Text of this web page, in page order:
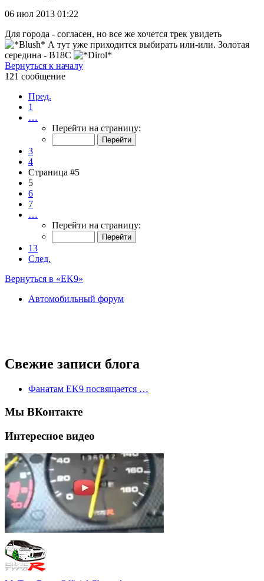
06 июл 2013 01:22
Для города - согласен, но все же хочется трек увидеть
А тут уже приходится выбирать или-или. Золотая
середина - B18C
Вернуться к началу
121 сообщение
Пред.
1
…
Перейти на страницу:
3
4
Страница #5
5
6
7
…
Перейти на страницу:
13
След.
Вернуться в «EK9»
Автомобильный форум
Свежие записи блога
Фанатам EK9 посвящается …
Мы ВКонтакте
Интересное видео